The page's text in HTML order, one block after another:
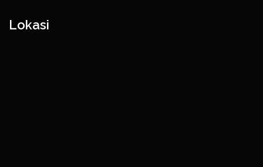
Lokasi